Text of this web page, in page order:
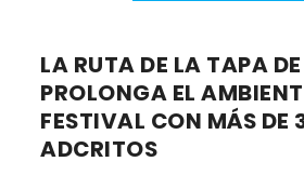
LA RUTA DE LA TAPA
PROLONGA EL
FESTIVAL CON MÁS DE
ADCRITOS